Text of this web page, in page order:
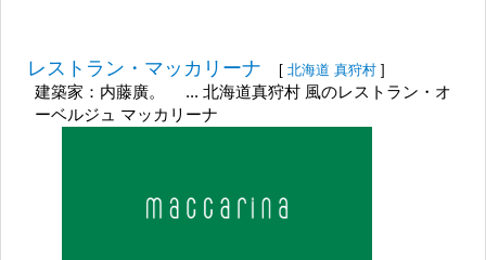
レストラン・マッカリーナ [ 北海道 真狩村 ]
建築家：内藤廣。 ... 北海道真狩村 風のレストラン・オ
ーベルジュ マッカリーナ